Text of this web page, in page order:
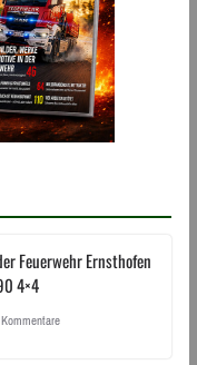
Feuerwehr Ernsthofen
4×4